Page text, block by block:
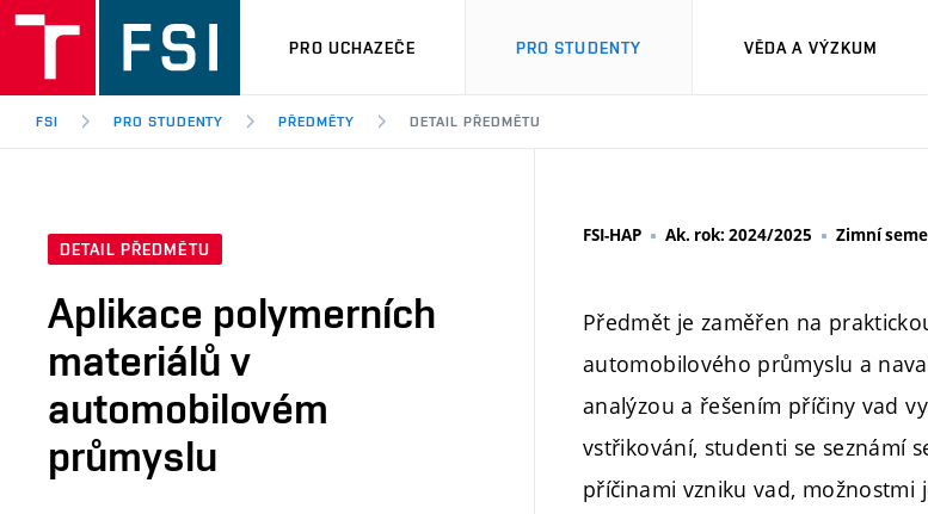
PRO UCHAZEČE PRO STUDENTY VĚDA A VÝZKUM
FSI PRO STUDENTY PŘEDMĚTY DETAIL PŘEDMĚTU
DETAIL PŘEDMĚTU
Aplikace polymerních
materiálů v
automobilovém
průmyslu
FSI-HAP Ak. rok: 2024/2025 Zimní
Předmět je zaměřen na
automobilového průmyslu a
analýzou a řešením příčiny vad
vstřikování, studenti se seznámí
příčinami vzniku vad,